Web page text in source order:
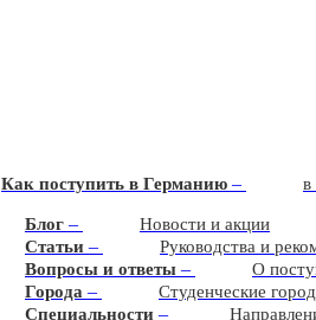
Как поступить в Германию – в
Блог –
Новости и акции
Статьи –
Руководства и
Вопросы и ответы –
О
Города –
Студенческие
Cпециальности –